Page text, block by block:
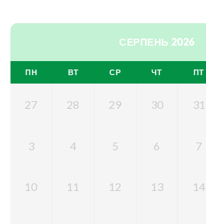
СЕРПЕНЬ 2026
ПН ВТ СР ЧТ ПТ
27 28 29 30 31
3 4 5 6 7
10 11 12 13 14